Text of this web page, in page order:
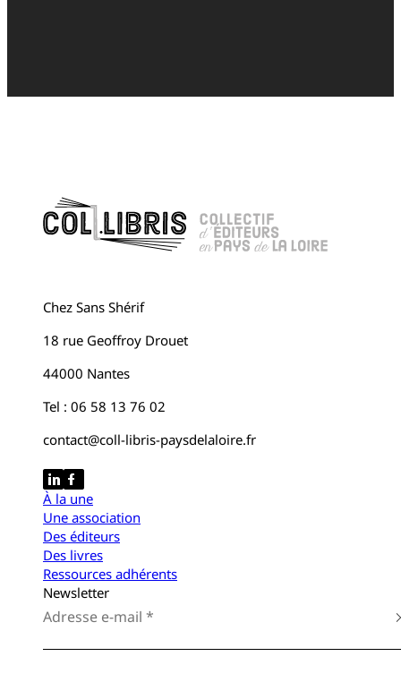
Chez Sans Shérif
18 rue Geoffroy Drouet
44000 Nantes
Tel : 06 58 13 76 02
contact@coll-libris-paysdelaloire.fr
À la une
Une association
Des éditeurs
Des livres
Ressources adhérents
Newsletter